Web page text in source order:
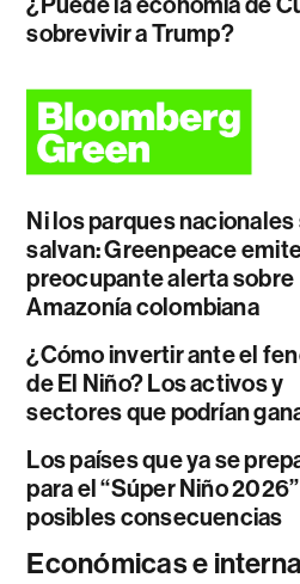
sobrevivir a Trump?
Ni los parques nacionales
salvan: Greenpeace
preocupante alerta sobre
Amazonía colombiana
¿Cómo invertir ante el
de El Niño? Los activos y
sectores que podrían
Los países que ya se
para el “Súper Niño
posibles consecuencias
Económicas e